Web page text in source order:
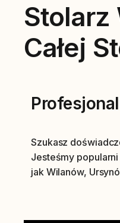
Stolarz
Całej
Szukasz
Jesteśmy popularni
jak Wilanów,